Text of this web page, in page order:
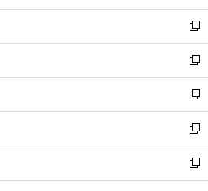
開
く
ウ
で
開
く
ン
ド
ウ
で
開
く
ウ
ィ
ン
ド
ウ
で
開
く
し
い
ウ
ィ
ン
ド
ウ
で
開
く
新
し
い
ウ
ィ
ン
ド
ウ
で
開
新
し
い
ウ
ィ
ン
ド
ウ
新
し
い
ウ
ィ
ン
新
し
い
ウ
新
し